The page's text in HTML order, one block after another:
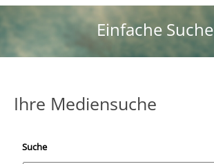
Einfache Suche
Ihre Mediensuche
Suche